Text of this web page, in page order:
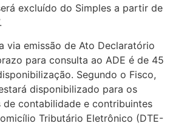
excluído do Simples a partir de
via emissão de Ato Declaratório
para consulta ao ADE é de 45
Segundo o Fisco,
disponibilizado para os
contabilidade e contribuintes
Tributário Eletrônico (DTE-